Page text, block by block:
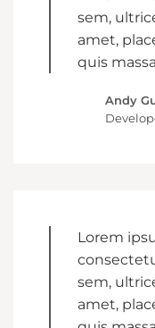
sem,
amet,
quis
Andy
Lorem
sem,
amet,